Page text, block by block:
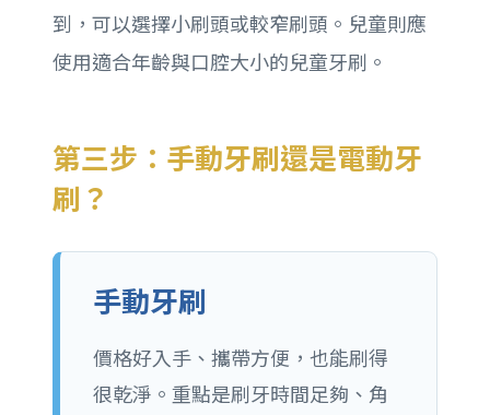
到，可以選擇小刷頭或較窄刷頭。兒童則應
使用適合年齡與口腔大小的兒童牙刷。
第三步：手動牙刷還是電動牙
刷？
手動牙刷
價格好入手、攜帶方便，也能刷得
很乾淨。重點是刷牙時間足夠、角